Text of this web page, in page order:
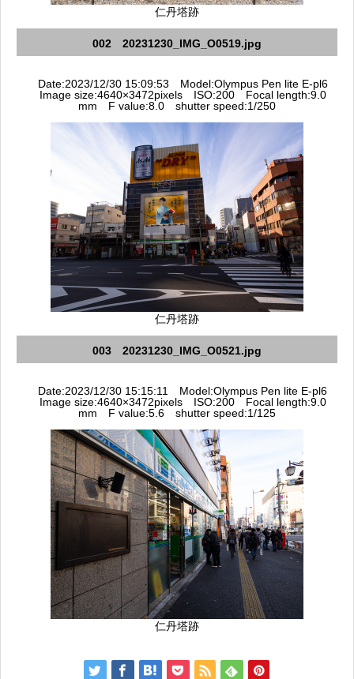
仁丹塔跡
002 20231230_IMG_O0519.jpg
Date:2023/12/30 15:09:53 Model:Olympus Pen lite E-pl6
Image size:4640×3472pixels ISO:200 Focal length:9.0
mm F value:8.0 shutter speed:1/250
仁丹塔跡
003 20231230_IMG_O0521.jpg
Date:2023/12/30 15:15:11 Model:Olympus Pen lite E-pl6
Image size:4640×3472pixels ISO:200 Focal length:9.0
mm F value:5.6 shutter speed:1/125
仁丹塔跡